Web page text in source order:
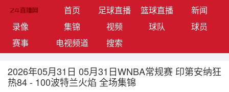
首页(current)足球直播 篮球直播
新闻
录像
集锦 视频 球队
球员
赛事
电视频道 搜索
2026年05月31日 05月31日WNBA常规赛 印第安纳狂
热84 - 100波特兰火焰 全场集锦